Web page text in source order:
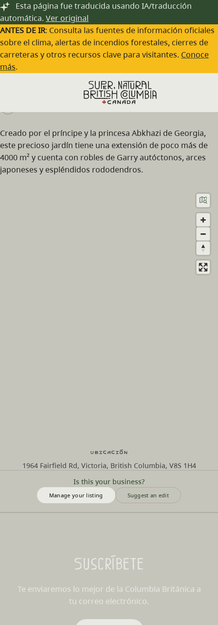
Saltar al contenido principal
Esta página fue traducida usando IA/traducción
automática. Ver original
ANTES DE IR: Consulta las fuentes de información oficiales
sobre el clima, alertas de incendios forestales, cierres de
carreteras y otros recursos clave para visitantes. Conoce
más.
Abkhazi Garden
Creado por el príncipe y la princesa Abkhazi de Georgia,
este precioso jardín tiene una extensión de poco más de
4000 m² y cuenta con robles de Garry autóctonos, arces
japoneses y espléndidos rododendros.
Is this your business?
Manage your listing Suggest an edit
Ubicación
1964 Fairfield Rd, Victoria, British Columbia, V8S 1H4
Suscríbete
Te enviaremos lo mejor de la Columbia Británica a
tu correo electrónico.